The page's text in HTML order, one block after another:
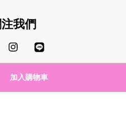
加入購物車
我們
Instagram